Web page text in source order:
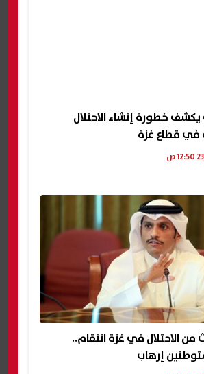
خطورة إنشاء الاحتلال
في قطاع غزة
الاحتلال في غزة انتقام..
إرهاب